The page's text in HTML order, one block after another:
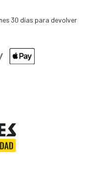
30 días para devolver